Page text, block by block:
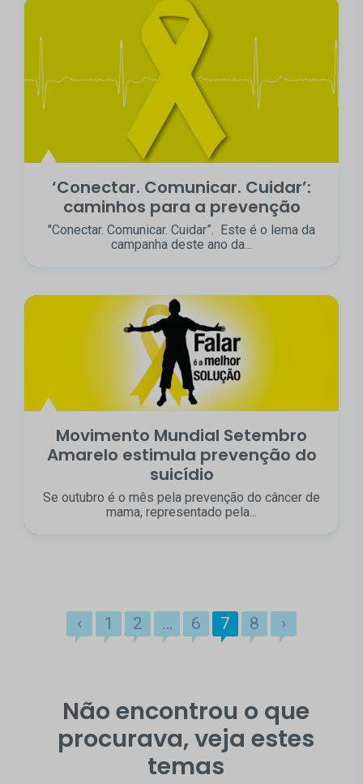
‘Conectar. Comunicar. Cuidar’:
caminhos para a prevenção
"Conectar. Comunicar. Cuidar”. Este é o lema da
campanha deste ano da...
Movimento Mundial Setembro
Amarelo estimula prevenção do
suicídio
Se outubro é o mês pela prevenção do câncer de
mama, representado pela...
‹ 1 2 … 6 7 8 ›
Não encontrou o que
procurava, veja estes
temas